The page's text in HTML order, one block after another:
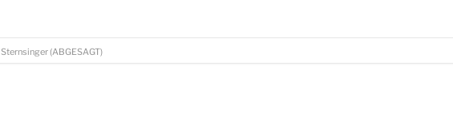
Sternsinger (ABGESAGT)